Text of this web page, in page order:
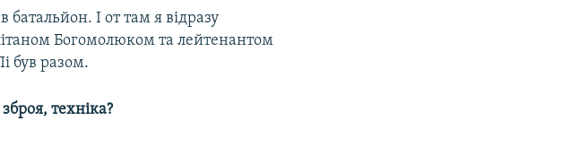
І от там я відразу
Богомолюком та лейтенантом
був разом.
техніка?